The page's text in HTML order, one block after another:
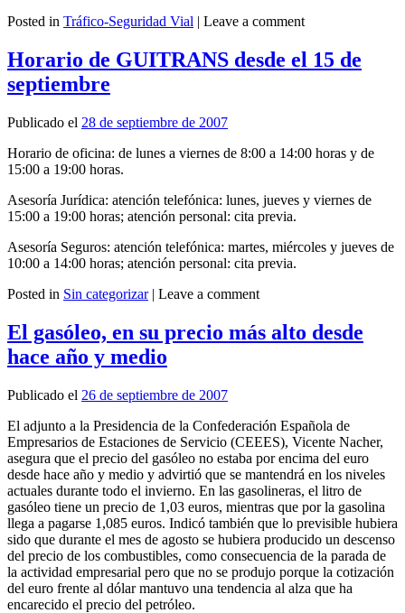
Posted in Tráfico-Seguridad Vial | Leave a comment
Horario de GUITRANS desde el 15 de
septiembre
Publicado el 28 de septiembre de 2007
Horario de oficina: de lunes a viernes de 8:00 a 14:00 horas y de
15:00 a 19:00 horas.
Asesoría Jurídica: atención telefónica: lunes, jueves y viernes de
15:00 a 19:00 horas; atención personal: cita previa.
Asesoría Seguros: atención telefónica: martes, miércoles y jueves de
10:00 a 14:00 horas; atención personal: cita previa.
Posted in Sin categorizar | Leave a comment
El gasóleo, en su precio más alto desde
hace año y medio
Publicado el 26 de septiembre de 2007
El adjunto a la Presidencia de la Confederación Española de
Empresarios de Estaciones de Servicio (CEEES), Vicente Nacher,
asegura que el precio del gasóleo no estaba por encima del euro
desde hace año y medio y advirtió que se mantendrá en los niveles
actuales durante todo el invierno. En las gasolineras, el litro de
gasóleo tiene un precio de 1,03 euros, mientras que por la gasolina
llega a pagarse 1,085 euros. Indicó también que lo previsible hubiera
sido que durante el mes de agosto se hubiera producido un descenso
del precio de los combustibles, como consecuencia de la parada de
la actividad empresarial pero que no se produjo porque la cotización
del euro frente al dólar mantuvo una tendencia al alza que ha
encarecido el precio del petróleo.